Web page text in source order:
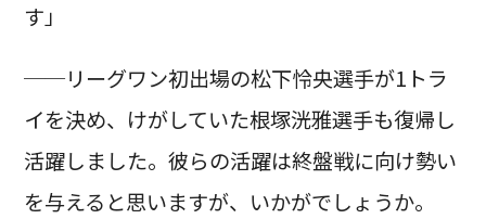
す」
──リーグワン初出場の松下怜央選手が1トラ
イを決め、けがしていた根塚洸雅選手も復帰し
活躍しました。彼らの活躍は終盤戦に向け勢い
を与えると思いますが、いかがでしょうか。